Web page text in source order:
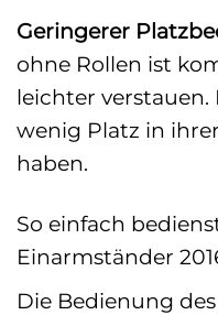
Geringerer
ohne Rollen ist
leichter verstauen.
wenig Platz in
haben.
So einfach
Einarmständer
Die Bedienung